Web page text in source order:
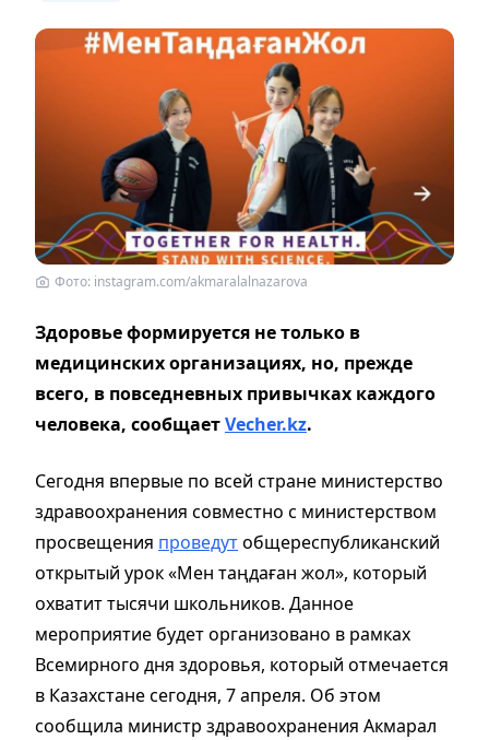
Фото: instagram.com/akmaralalnazarova
Здоровье формируется не только в
медицинских организациях, но, прежде
всего, в повседневных привычках каждого
человека, сообщаетVecher.kz.
Сегодня впервые по всей стране министерство
здравоохранения совместно с министерством
просвещения проведутобщереспубликанский
открытый урок «Мен таңдаған жол», который
охватит тысячи школьников. Данное
мероприятие будет организовано в рамках
Всемирного дня здоровья, который отмечается
в Казахстане сегодня, 7 апреля. Об этом
сообщила министр здравоохранения Акмарал